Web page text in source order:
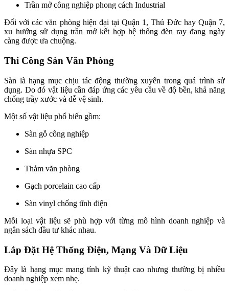
Trần mở công nghiệp phong cách Industrial
Đối với các văn phòng hiện đại tại Quận 1, Thủ Đức hay Quận 7,
xu hướng sử dụng trần mở kết hợp hệ thống đèn ray đang ngày
càng được ưa chuộng.
Thi Công Sàn Văn Phòng
Sàn là hạng mục chịu tác động thường xuyên trong quá trình sử
dụng. Do đó vật liệu cần đáp ứng các yêu cầu về độ bền, khả năng
chống trầy xước và dễ vệ sinh.
Một số vật liệu phổ biến gồm:
Sàn gỗ công nghiệp
Sàn nhựa SPC
Thảm văn phòng
Gạch porcelain cao cấp
Sàn vinyl chống tĩnh điện
Mỗi loại vật liệu sẽ phù hợp với từng mô hình doanh nghiệp và
ngân sách đầu tư khác nhau.
Lắp Đặt Hệ Thống Điện, Mạng Và Dữ Liệu
Đây là hạng mục mang tính kỹ thuật cao nhưng thường bị nhiều
doanh nghiệp xem nhẹ.